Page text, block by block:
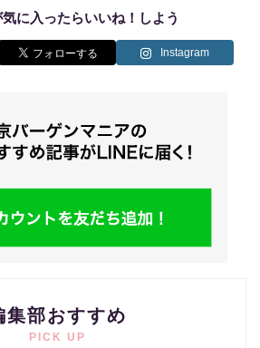
に入ったらいいね！しよう
Instagram
集部おすすめ
PICK UP